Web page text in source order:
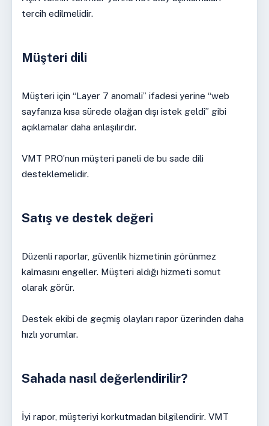
tercih edilmelidir.
Müşteri dili
Müşteri için “Layer 7 anomali” ifadesi yerine “web
sayfanıza kısa sürede olağan dışı istek geldi” gibi
açıklamalar daha anlaşılırdır.
VMT PRO’nun müşteri paneli de bu sade dili
desteklemelidir.
Satış ve destek değeri
Düzenli raporlar, güvenlik hizmetinin görünmez
kalmasını engeller. Müşteri aldığı hizmeti somut
olarak görür.
Destek ekibi de geçmiş olayları rapor üzerinden daha
hızlı yorumlar.
Sahada nasıl değerlendirilir?
İyi rapor, müşteriyi korkutmadan bilgilendirir. VMT